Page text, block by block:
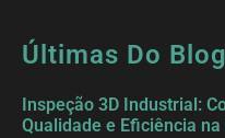
Últimas Do Blog
Inspeção 3D Industrial:
Qualidade e Eficiência